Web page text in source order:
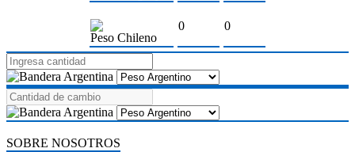
Peso Chileno
0 0
SOBRE NOSOTROS